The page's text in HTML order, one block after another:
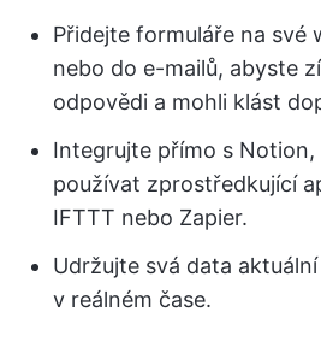
Přidejte formuláře na své
nebo do e-mailů, abyste
odpovědi a mohli klást
Integrujte přímo s Notion,
používat zprostředkující
IFTTT nebo Zapier.
Udržujte svá data
v reálném čase.